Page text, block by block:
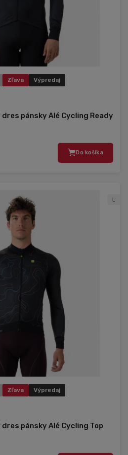
Zľava Výpredaj
pánsky Alé Cycling Ready
Do košíka
L
Zľava Výpredaj
pánsky Alé Cycling Top